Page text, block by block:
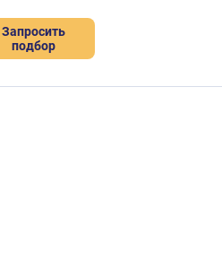
Запросить
подбор